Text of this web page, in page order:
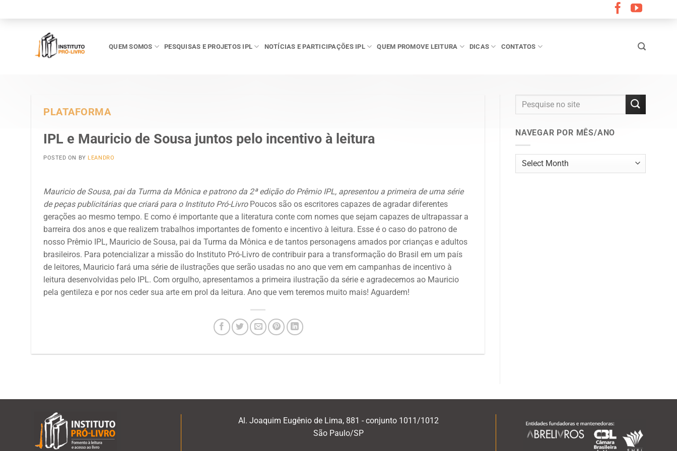
QUEM SOMOS PESQUISAS E PROJETOS IPL NOTÍCIAS E PARTICIPAÇÕES IPL QUEM PROMOVE LEITURA DICAS CONTATOS
PLATAFORMA
IPL e Mauricio de Sousa juntos pelo incentivo à leitura
POSTED ON BY LEANDRO
Mauricio de Sousa, pai da Turma da Mônica e patrono da 2ª edição do Prêmio IPL, apresentou a primeira de uma série
de peças publicitárias que criará para o Instituto Pró-LivroPoucos são os escritores capazes de agradar diferentes
gerações ao mesmo tempo. E como é importante que a literatura conte com nomes que sejam capazes de ultrapassar a
barreira dos anos e que realizem trabalhos importantes de fomento e incentivo à leitura. Esse é o caso do patrono de
nosso Prêmio IPL, Mauricio de Sousa, pai da Turma da Mônica e de tantos personagens amados por crianças e adultos
brasileiros. Para potencializar a missão do Instituto Pró-Livro de contribuir para a transformação do Brasil em um país
de leitores, Mauricio fará uma série de ilustrações que serão usadas no ano que vem em campanhas de incentivo à
leitura desenvolvidas pelo IPL. Com orgulho, apresentamos a primeira ilustração da série e agradecemos ao Mauricio
pela gentileza e por nos ceder sua arte em prol da leitura. Ano que vem teremos muito mais! Aguardem!
NAVEGAR POR MÊS/ANO
Navegar
por
Al. Joaquim Eugênio de Lima, 881 - conjunto 1011/1012
São Paulo/SP